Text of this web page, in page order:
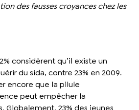
des fausses croyances chez les
considèrent qu’il existe un
du sida, contre 23% en 2009.
encore que la pilule
peut empêcher la
Globalement, 23% des jeunes